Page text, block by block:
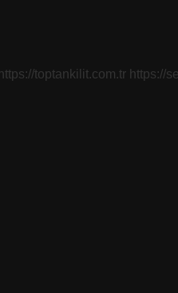
https://toptankilit.com.tr https://